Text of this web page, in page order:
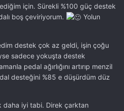
fren ve sağ sol lazer şerit
Olası karanlık yolda ciddi fark
için. Sürekli %100 güç destek
boş çeviriyorum.
Yolun
destek çok az geldi, işin çoğu
sadece yokuşta destek
pedal ağırlığını artırıp menzil
desteğini %85 e düşürdüm düz
daha iyi tabi. Direk çarktan